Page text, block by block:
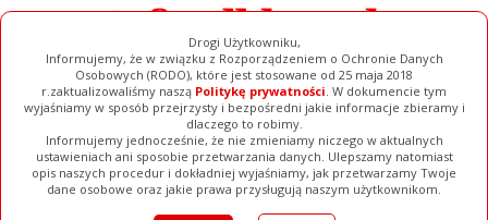
Drogi Użytkowniku,
Informujemy, że w związku z Rozporządzeniem o Ochronie Danych
Osobowych (RODO), które jest stosowane od 25 maja 2018
r.zaktualizowaliśmy naszą Politykę prywatności. W dokumencie tym
wyjaśniamy w sposób przejrzysty i bezpośredni jakie informacje zbieramy i
dlaczego to robimy.
Informujemy jednocześnie, że nie zmieniamy niczego w aktualnych
ustawieniach ani sposobie przetwarzania danych. Ulepszamy natomiast
opis naszych procedur i dokładniej wyjaśniamy, jak przetwarzamy Twoje
dane osobowe oraz jakie prawa przysługują naszym użytkownikom.
Ogłoszenia Filmy Galerie Baza Firm Pełna Wersja